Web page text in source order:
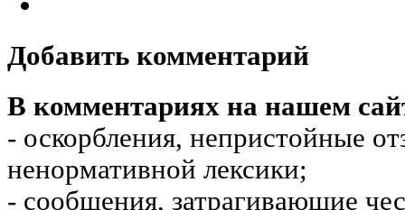
Добавить комментарий
В комментариях на нашем
- оскорбления, непристойные
ненормативной лексики;
- сообщения, затрагивающие